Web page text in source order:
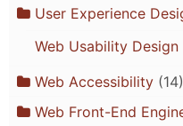
User Experience
Web Usability Design
Web Accessibility(14)
Web Front-End